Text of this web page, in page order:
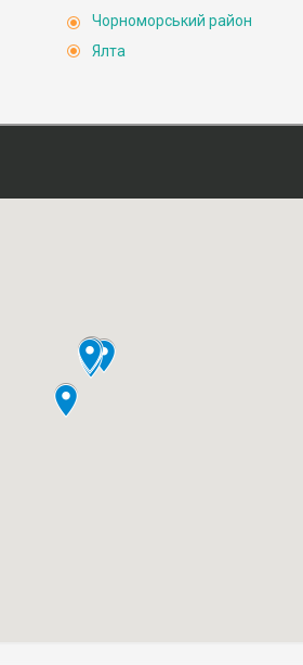
Чорноморський район
Ялта